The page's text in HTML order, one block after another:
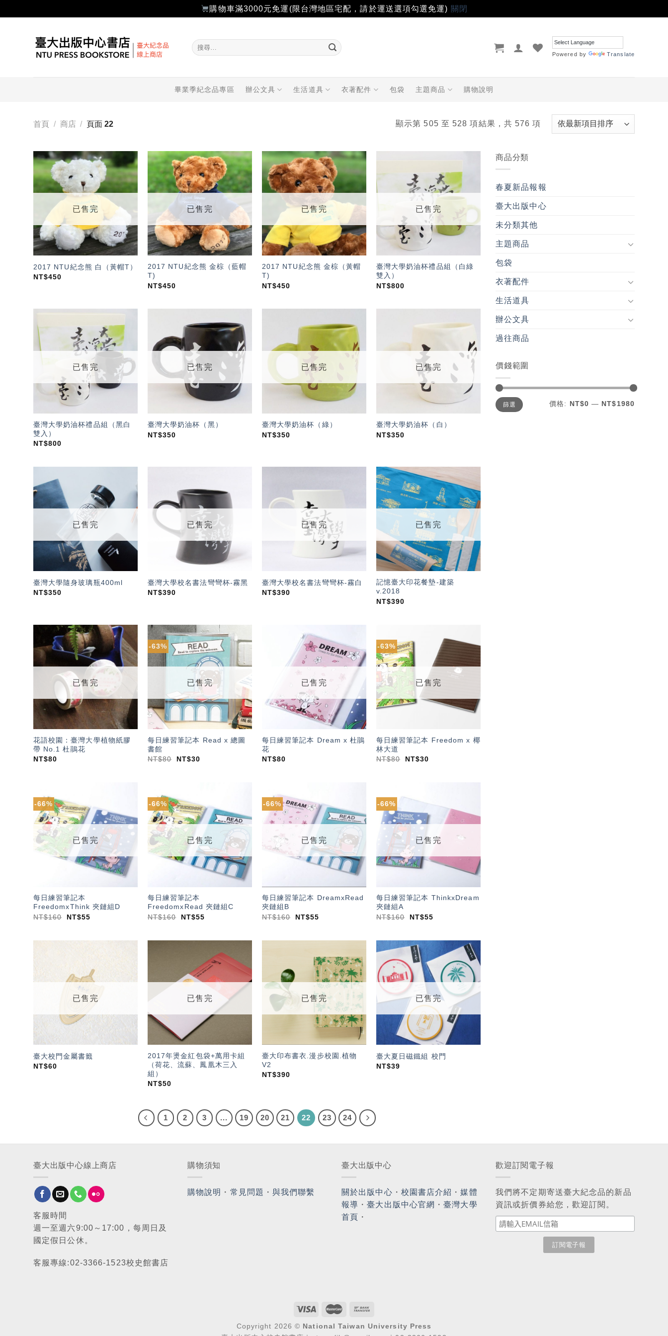
購物車滿3000元免運(限台灣地區宅配，請於運送選項勾選免運) 關閉
搜
尋
Powered by Translate
畢業季紀念品專區 辦公文具 生活道具 衣著配件 包袋 主題商品 購物說明
首頁 / 商店 / 頁面 22 顯示第 505 至 528 項結果，共 576 項
加入
望輕
已售完
2017 NTU紀念熊 白（黃帽T）
NT$450
「願
望輕
已售完
2017 NTU紀念熊 金棕（藍帽
T)
NT$450
望輕
已售完
2017 NTU紀念熊 金棕（黃帽
T)
NT$450
「願
望輕
已售完
臺灣大學奶油杯禮品組（白綠
雙入）
NT$800
加入
「願
望輕
單」
已售完
臺灣大學奶油杯禮品組（黑白
雙入）
NT$800
「願
望輕
單」
已售完
臺灣大學奶油杯（黑）
NT$350
加入
「願
望輕
已售完
臺灣大學奶油杯（綠）
NT$350
「願
望輕
單」
已售完
臺灣大學奶油杯（白）
NT$350
望輕
已售完
臺灣大學隨身玻璃瓶400ml
NT$350
「願
望輕
已售完
臺灣大學校名書法彎彎杯-霧黑
NT$390
望輕
已售完
臺灣大學校名書法彎彎杯-霧白
NT$390
加入
「願
望輕
已售完
記憶臺大印花餐墊-建築
v.2018
NT$390
加入
「願
望輕
單」
已售完
花語校園：臺灣大學植物紙膠
帶 No.1 杜鵑花
NT$80
-63%
「願
望輕
已售完
每日練習筆記本 Read x 總圖
書館
NT$80 NT$30
加入
「願
望輕
已售完
每日練習筆記本 Dream x 杜鵑
花
NT$80
-63%
望輕
單」
已售完
每日練習筆記本 Freedom x 椰
林大道
NT$80 NT$30
-66%
「願
望輕
已售完
每日練習筆記本
FreedomxThink 夾鏈組D
NT$160 NT$55
-66%
「願
望輕
單」
已售完
每日練習筆記本
FreedomxRead 夾鏈組C
NT$160 NT$55
-66%
加入
「願
望輕
已售完
每日練習筆記本 DreamxRead
夾鏈組B
NT$160 NT$55
-66%
加入
望輕
已售完
每日練習筆記本 ThinkxDream
夾鏈組A
NT$160 NT$55
望輕
已售完
臺大校門金屬書籤
NT$60
加入
「願
望輕
單」
已售完
2017年燙金紅包袋+萬用卡組
（荷花、流蘇、鳳凰木三入
組）
NT$50
加入
「願
望輕
單」
已售完
臺大印布書衣.漫步校園.植物
V2
NT$390
加入
「願
望輕
單」
已售完
臺大夏日磁鐵組 校門
NT$39
1 2 3 ... 19 20 21 22 23 24
商品分類
春夏新品報報
臺大出版中心
未分類其他
主題商品
包袋
衣著配件
生活道具
辦公文具
過往商品
價錢範圍
最
低
價
最
高
價
篩選 價格: NT$0 — NT$1980
臺大出版中心線上商店
客服時間
週一至週六9:00～17:00，每周日及
國定假日公休。
客服專線:02-3366-1523校史館書店
購物須知
購物說明 ・ 常見問題 ・與我們聯繫
臺大出版中心
關於出版中心 ・ 校園書店介紹 ・媒體
報導 ・臺大出版中心官網 ・臺灣大學
首頁 ・
歡迎訂閱電子報
我們將不定期寄送臺大紀念品的新品
資訊或折價券給您，歡迎訂閱。
Copyright 2026 © National Taiwan University Press